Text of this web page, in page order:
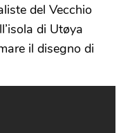
del Vecchio
di Utøya
il disegno di